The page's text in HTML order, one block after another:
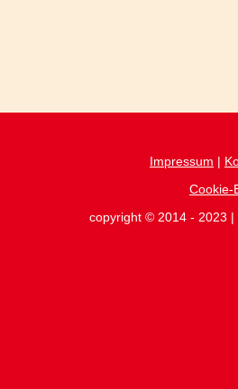
Impressum |
Cookie-
copyright © 2014 - 2023 |